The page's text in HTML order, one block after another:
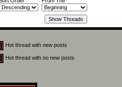
Hot thread with new posts
Hot thread with no new posts